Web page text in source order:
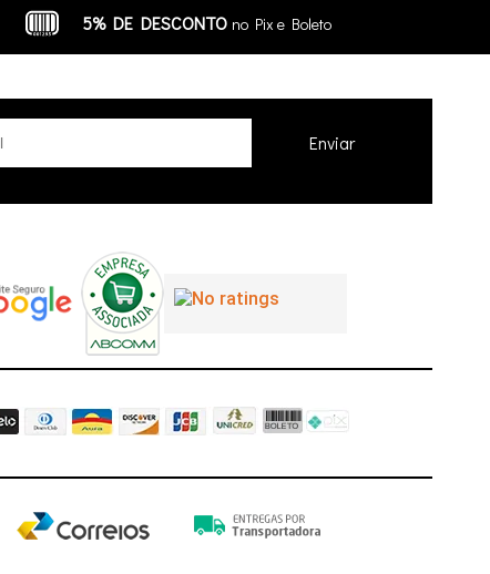
5% DE DESCONTO no Pix e Boleto